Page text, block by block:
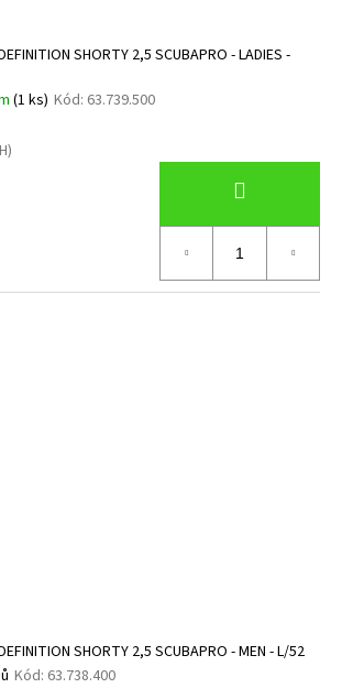
SHORTY 2,5 SCUBAPRO - LADIES -
(1 ks) Kód: 63.739.500
SHORTY 2,5 SCUBAPRO - MEN - L/52
Kód: 63.738.400